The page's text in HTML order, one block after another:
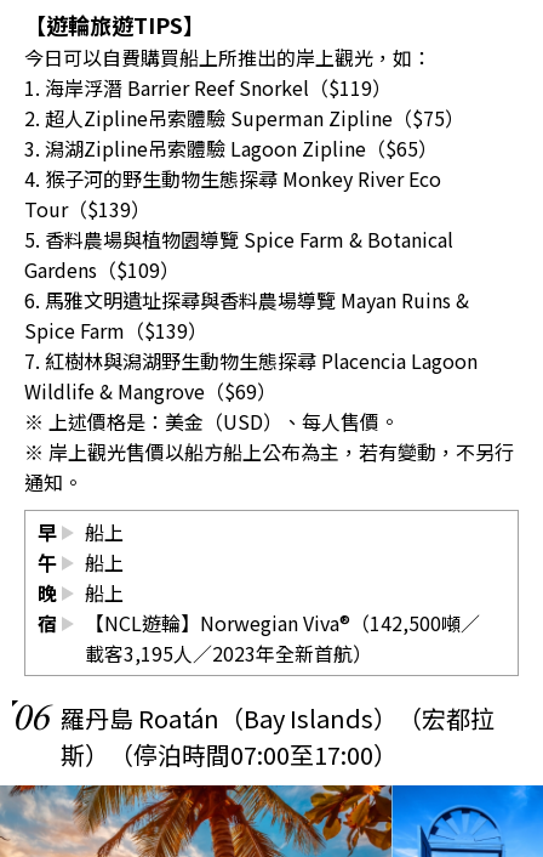
【遊輪旅遊TIPS】
今日可以自費購買船上所推出的岸上觀光，如：
1. 海岸浮潛 Barrier Reef Snorkel（$119）
2. 超人Zipline吊索體驗 Superman Zipline（$75）
3. 潟湖Zipline吊索體驗 Lagoon Zipline（$65）
4. 猴子河的野生動物生態探尋 Monkey River Eco
Tour（$139）
5. 香料農場與植物園導覽 Spice Farm & Botanical
Gardens（$109）
6. 馬雅文明遺址探尋與香料農場導覽 Mayan Ruins &
Spice Farm（$139）
7. 紅樹林與潟湖野生動物生態探尋 Placencia Lagoon
Wildlife & Mangrove（$69）
※ 上述價格是：美金（USD）、每人售價。
※ 岸上觀光售價以船方船上公布為主，若有變動，不另行
通知。
早
船上
午
船上
晚
船上
宿
【NCL遊輪】Norwegian Viva®（142,500噸／
載客3,195人／2023年全新首航）
06 羅丹島 Roatán（Bay Islands）（宏都拉
斯）（停泊時間07:00至17:00）